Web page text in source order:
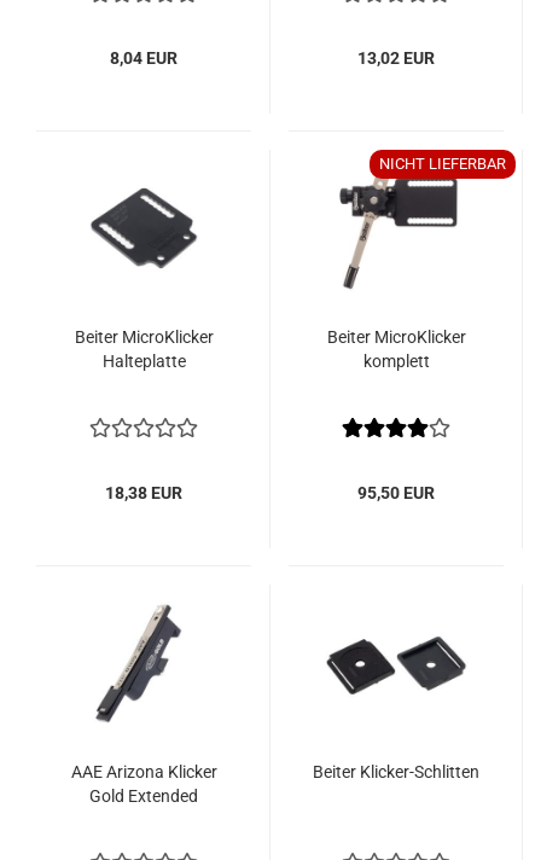
8,04 EUR 13,02 EUR
Beiter MicroKlicker
Halteplatte
18,38 EUR
NICHT LIEFERBAR
Beiter MicroKlicker
komplett
95,50 EUR
AAE Arizona Klicker
Gold Extended
Beiter Klicker-Schlitten